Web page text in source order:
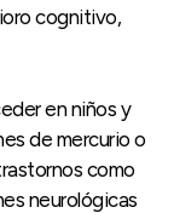
cognitivo,
en niños y
de mercurio o
como
neurológicas